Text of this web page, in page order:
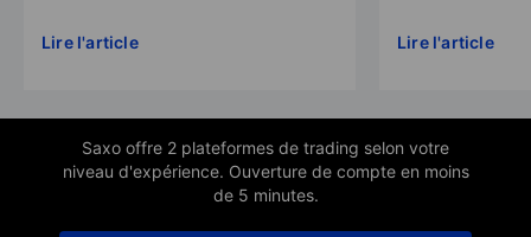
Lire l'article Lire l'article
Saxo offre 2 plateformes de trading selon votre
niveau d'expérience. Ouverture de compte en moins
de 5 minutes.